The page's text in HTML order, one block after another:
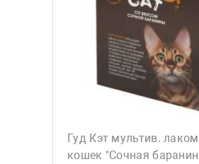
Гуд Кэт мультив.
кошек "Сочная